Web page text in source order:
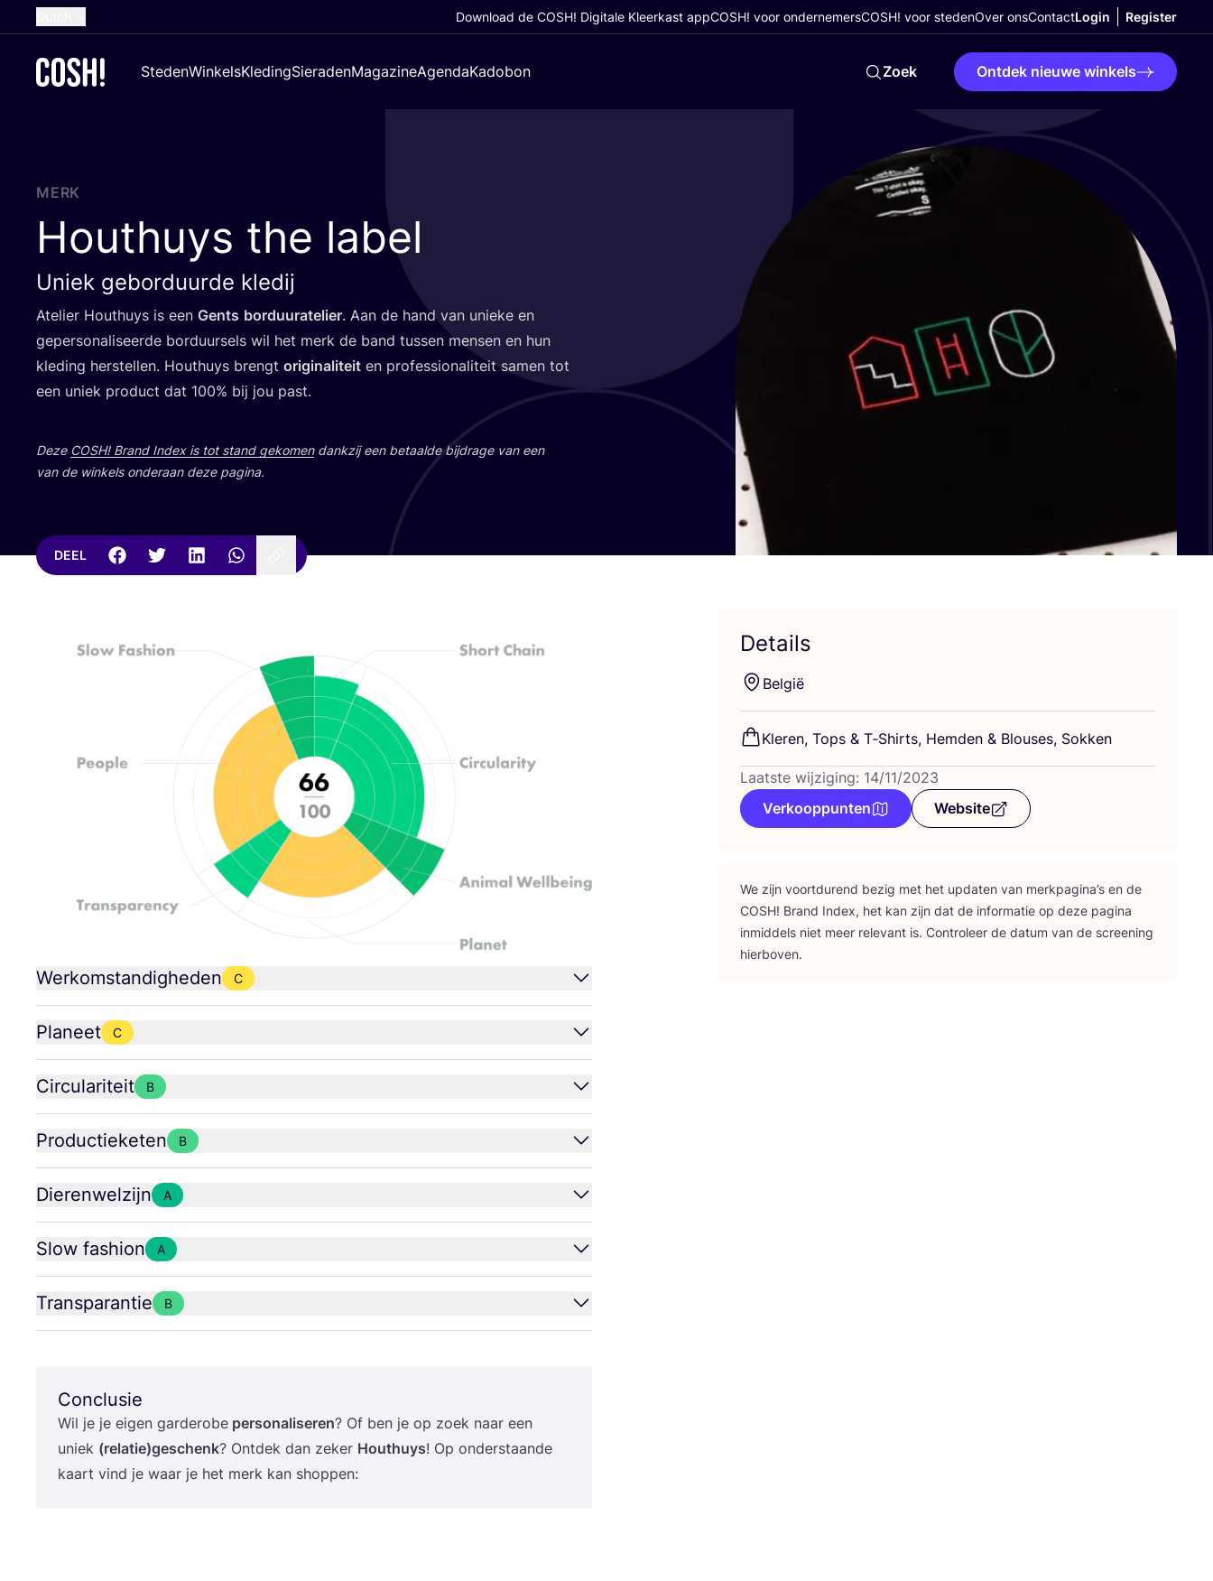
French
Croatian
Download de COSH! Digitale Kleerkast appCOSH! voor ondernemersCOSH! voor stedenOver onsContactLogin Register
StedenWinkelsKledingSieradenMagazineAgendaKadobon Zoek Ontdek nieuwe winkels
MERK
Houthuys the label
Uniek geborduurde kledij
Ate­lier Hout­huys is een Gents bor­duur­ate­lier. Aan de hand van unie­ke en
geper­so­na­li­seer­de bor­duur­sels wil het merk de band tus­sen men­sen en hun
kle­ding her­stel­len. Hout­huys brengt ori­gi­na­li­teit en pro­fes­si­o­na­li­teit samen tot
een uniek pro­duct dat 100% bij jou past.
Deze COSH! Brand Index is tot stand geko­mendank­zij een betaal­de bij­dra­ge van een
van de win­kels onder­aan deze pagina.
DEEL
Werkomstandigheden C
Planeet C
Circulariteit B
Productieketen B
Dierenwelzijn A
Slow fashion A
Transparantie B
Conclusie
Wil je je eigen gar­de­ro­be per­so­na­li­se­ren? Of ben je op zoek naar een
uniek (relatie)geschenk? Ont­dek dan zeker Hout­huys! Op onder­staan­de
kaart vind je waar je het merk kan shoppen:
Details
Bel­gië
Kle­ren, Tops & T‑Shirts, Hem­den & Blou­ses, Sokken
Laatste wijziging: 14/11/2023
Verkooppunten
Website
We zijn voort­du­rend bezig met het upda­ten van merk­pa­gi­na’s en de
COSH! Brand Index, het kan zijn dat de infor­ma­tie op deze pagi­na
inmid­dels niet meer rele­vant is. Con­tro­leer de datum van de scree­ning
hierboven.